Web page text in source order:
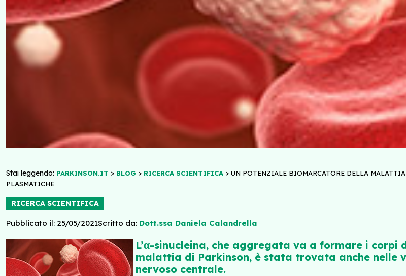
Stai leggendo: PARKINSON.IT > BLOG > RICERCA SCIENTIFICA > UN POTENZIALE BIOMARCATORE DELLA
PLASMATICHE
RICERCA SCIENTIFICA
Pubblicato il: 25/05/2021Scritto da: Dott.ssa Daniela Calandrella
L’α-sinucleina, che aggregata va a formare i
malattia di Parkinson, è stata trovata anche nelle
nervoso centrale.